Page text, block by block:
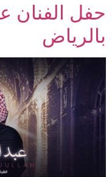
حفل الفنان
بالرياض